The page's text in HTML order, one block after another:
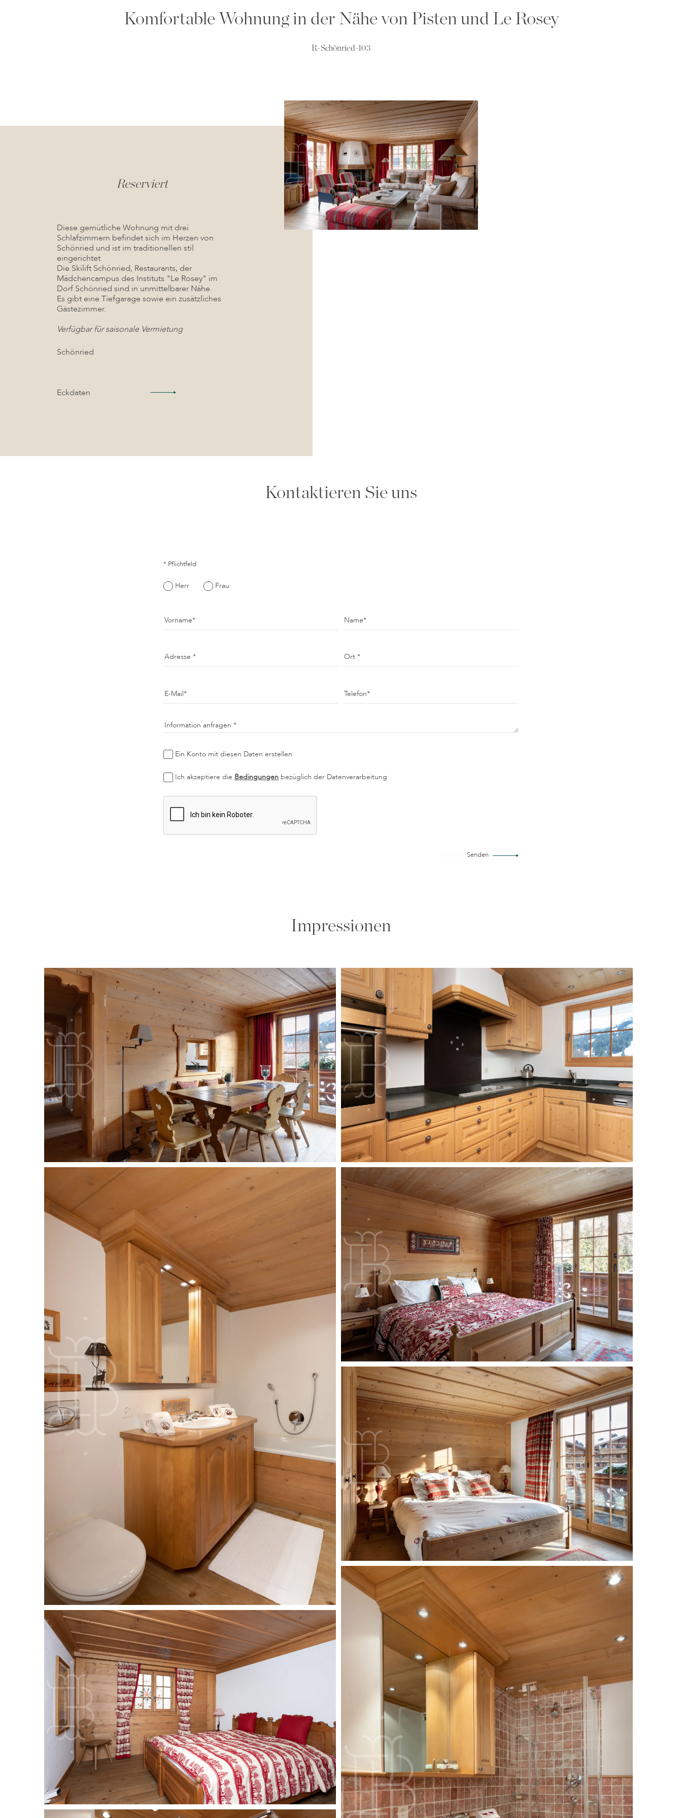
Komfortable Wohnung in der Nähe von Pisten und Le Rosey
R-Schönried-103
Reserviert
Diese gemütliche Wohnung mit drei
Schlafzimmern befindet sich im Herzen von
Schönried und ist im traditionellen stil
eingerichtet.
Die Skilift Schönried, Restaurants, der
Mädchencampus des Instituts "Le Rosey" im
Dorf Schönried sind in unmittelbarer Nähe.
Es gibt eine Tiefgarage sowie ein zusätzliches
Gästezimmer.
Verfügbar für saisonale Vermietung
Schönried
Eckdaten
Kontaktieren Sie uns
* Pflichtfeld
Herr Frau
Vorname Name
Adresse Ort
E-Mail Telefon
Information anfragen
Ein Konto mit diesen Daten erstellen
Ich akzeptiere die Bedingungen bezüglich der Datenverarbeitung
Senden
Impressionen